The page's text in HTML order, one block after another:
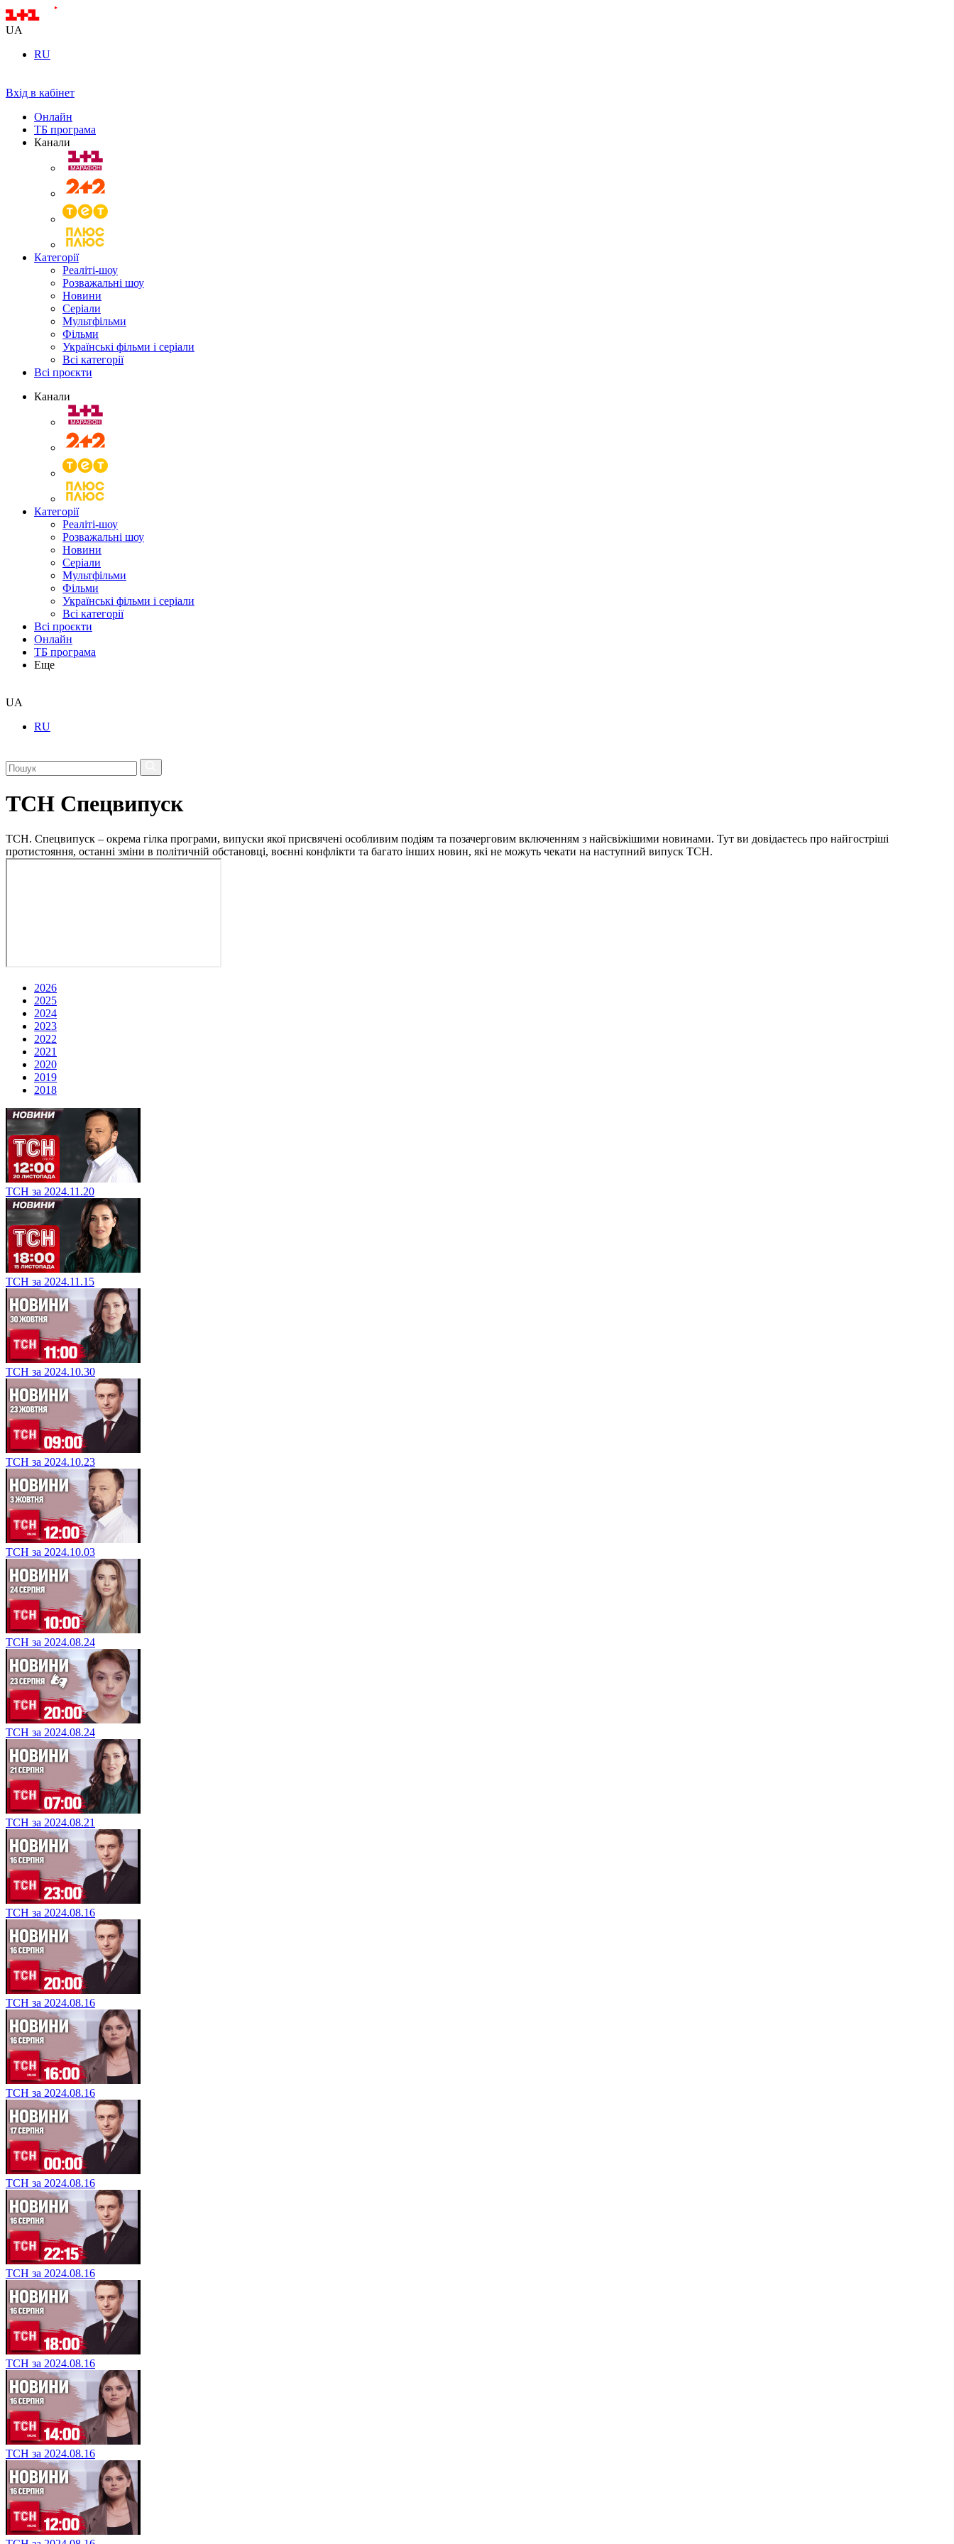
UA
RU
Вхід в кабінет
Онлайн
ТБ програма
Канали
Категорії
Реаліті-шоу
Розважальні шоу
Новини
Серіали
Мультфільми
Фільми
Українські фільми і серіали
Всі категорії
Всі проєкти
Канали
Категорії
Реаліті-шоу
Розважальні шоу
Новини
Серіали
Мультфільми
Фільми
Українські фільми і серіали
Всі категорії
Всі проєкти
Онлайн
ТБ програма
Еще
UA
RU
ТСН Спецвипуск
ТСН. Спецвипуск – окрема гілка програми, випуски якої присвячені особливим подіям та позачерговим включенням з найсвіжішими новинами. Тут ви довідаєтесь про найгостріші
протистояння, останні зміни в політичній обстановці, воєнні конфлікти та багато інших новин, які не можуть чекати на наступний випуск ТСН.
2026
2025
2024
2023
2022
2021
2020
2019
2018
ТСН за 2024.11.20
ТСН за 2024.11.15
ТСН за 2024.10.30
ТСН за 2024.10.23
ТСН за 2024.10.03
ТСН за 2024.08.24
ТСН за 2024.08.24
ТСН за 2024.08.21
ТСН за 2024.08.16
ТСН за 2024.08.16
ТСН за 2024.08.16
ТСН за 2024.08.16
ТСН за 2024.08.16
ТСН за 2024.08.16
ТСН за 2024.08.16